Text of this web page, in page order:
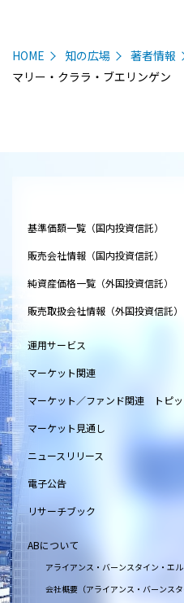
HOME 知の広場
著者情報
マリー・クララ・ブエリンゲン
基準価額一覧（国内投資信託）
販売会社情報（国内投資信託）
純資産価格一覧（外国投資信託）
販売取扱会社情報（外国投資信託）
運用サービス
マーケット関連
マーケット／ファンド関連 トピッ
マーケット見通し
ニュースリリース
電子公告
リサーチブック
ABについて
アライアンス・バーンスタイン・エ
会社概要（アライアンス・バーンスタ